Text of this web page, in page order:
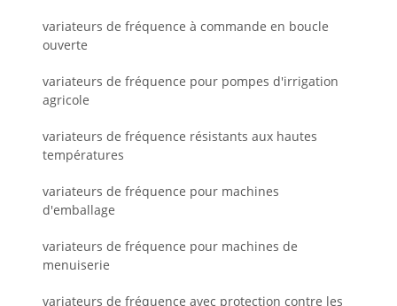
variateurs de fréquence à commande en boucle
ouverte
variateurs de fréquence pour pompes d'irrigation
agricole
variateurs de fréquence résistants aux hautes
températures
variateurs de fréquence pour machines
d'emballage
variateurs de fréquence pour machines de
menuiserie
variateurs de fréquence avec protection contre les